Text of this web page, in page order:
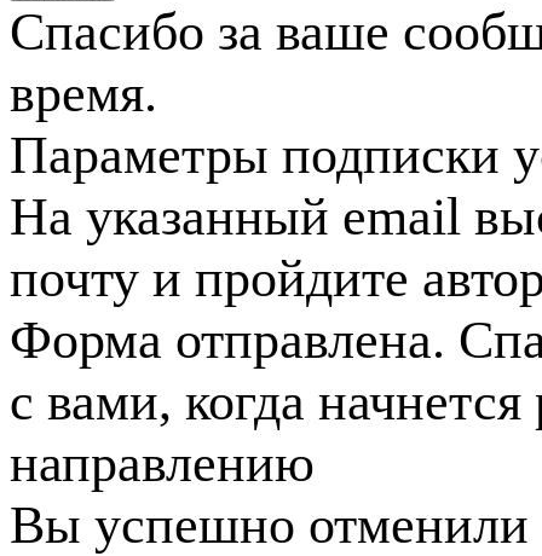
Спасибо за ваше
время.
Параметры подписки
На указанный email
почту и пройдите
Форма отправлена.
с вами, когда
направлению
Вы успешно отменили